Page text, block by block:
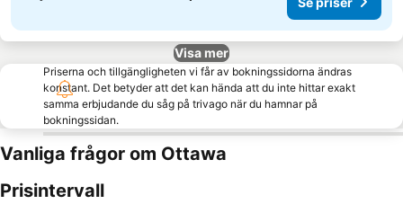
Visa mer
Priserna och tillgängligheten vi får av bokningssidorna ändras
konstant. Det betyder att det kan hända att du inte hittar exakt
samma erbjudande du såg på trivago när du hamnar på
bokningssidan.
Vanliga frågor om Ottawa
Prisintervall